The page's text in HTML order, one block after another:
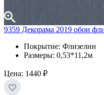
9359 Декорама 2019 обои
Покрытие: Флизелин
Размеры: 0,53*11,2м
Цена: 1440 ₽